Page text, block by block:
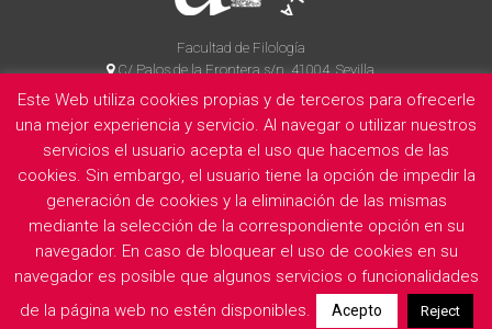
Facultad de Filología
C/ Palos de la Frontera s/n, 41004, Sevilla
954 55 14 90
La Facultad Información legal Politica de privacidad Cookies
E
Este Web utiliza cookies propias y de terceros para ofrecerle
una mejor experiencia y servicio. Al navegar o utilizar nuestros
servicios el usuario acepta el uso que hacemos de las
cookies. Sin embargo, el usuario tiene la opción de impedir la
generación de cookies y la eliminación de las mismas
mediante la selección de la correspondiente opción en su
navegador. En caso de bloquear el uso de cookies en su
navegador es posible que algunos servicios o funcionalidades
de la página web no estén disponibles.
Acepto Reject